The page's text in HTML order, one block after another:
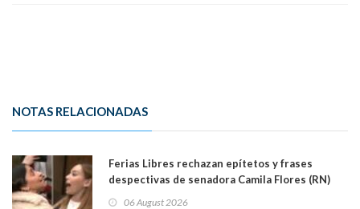
NOTAS RELACIONADAS
Ferias Libres rechazan epítetos y frases
despectivas de senadora Camila Flores (RN)
06 August 2026